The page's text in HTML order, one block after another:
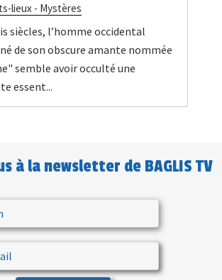
lieux - Mystères
siècles, l’homme occidental
de son obscure amante nommée
semble avoir occulté une
essent...
à la newsletter de BAGLIS TV